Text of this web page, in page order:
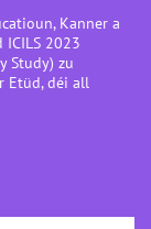
Kanner a
ICILS 2023
Study) zu
Etüd, déi all